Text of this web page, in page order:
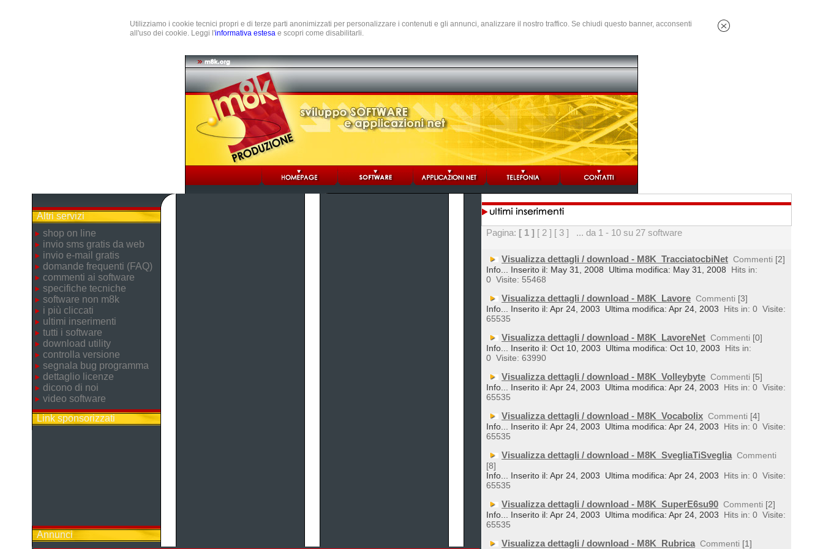
Utilizziamo i cookie tecnici propri e di terze parti anonimizzati per personalizzare i contenuti e gli annunci, analizzare il nostro traffico. Se chiudi questo banner, acconsenti
all'uso dei cookie. Leggi l'informativa estesa e scopri come disabilitarli.
Altri servizi
shop on line
invio sms gratis da web
invio e-mail gratis
domande frequenti (FAQ)
commenti ai software
specifiche tecniche
software non m8k
i più cliccati
ultimi inserimenti
tutti i software
download utility
controlla versione
segnala bug programma
dettaglio licenze
dicono di noi
video software
Link sponsorizzati
Annunci
Pagina: [ 1 ] [ 2 ] [ 3 ] ... da 1 - 10 su 27 software
Visualizza dettagli / download - M8K_TracciatocbiNet Commenti [2]
Info... Inserito il: May 31, 2008
Ultima modifica: May 31, 2008
Hits in:
0 Visite: 55468
Visualizza dettagli / download - M8K_Lavore Commenti [3]
Info... Inserito il: Apr 24, 2003
Ultima modifica: Apr 24, 2003 Hits in: 0 Visite:
65535
Visualizza dettagli / download - M8K_LavoreNet Commenti [0]
Info... Inserito il: Oct 10, 2003
Ultima modifica: Oct 10, 2003
Hits in:
0 Visite: 63990
Visualizza dettagli / download - M8K_Volleybyte Commenti [5]
Info... Inserito il: Apr 24, 2003
Ultima modifica: Apr 24, 2003 Hits in: 0 Visite:
65535
Visualizza dettagli / download - M8K_Vocabolix Commenti [4]
Info... Inserito il: Apr 24, 2003
Ultima modifica: Apr 24, 2003 Hits in: 0 Visite:
65535
Visualizza dettagli / download - M8K_SvegliaTiSveglia Commenti
[8]
Info... Inserito il: Apr 24, 2003
Ultima modifica: Apr 24, 2003 Hits in: 0 Visite:
65535
Visualizza dettagli / download - M8K_SuperE6su90 Commenti [2]
Info... Inserito il: Apr 24, 2003
Ultima modifica: Apr 24, 2003 Hits in: 0 Visite:
65535
Visualizza dettagli / download - M8K_Rubrica Commenti [1]